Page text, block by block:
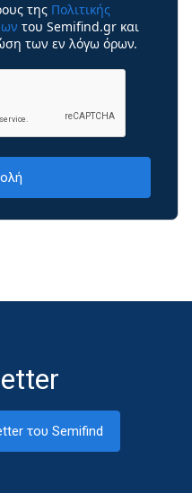
της Πολιτικής
του Semifind.gr και
των εν λόγω όρων.
του Semifind